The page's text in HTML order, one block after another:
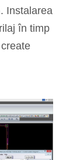
Instalarea
în timp